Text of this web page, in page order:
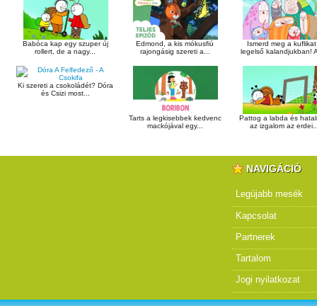
Babóca kap egy szuper új
rollert, de a nagy...
Edmond, a kis mókusfiú
rajongásig szereti a...
Ismerd meg a
legelső kalandjukban!
Ki szereti a csokoládét? Dóra
és Csizi most...
Tarts a legkisebbek kedvenc
mackójával egy...
Pattog a labda és
az izgalom az
NAVIGÁCIÓ
Legújabb mesék
Kapcsolat
Partnerek
Tartalom
Jogi nyilatkozat